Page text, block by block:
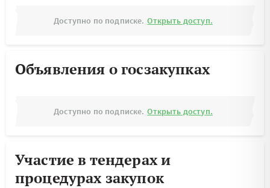
Доступно по подписке. Открыть доступ.
Объявления о госзакупках
Доступно по подписке. Открыть доступ.
Участие в тендерах и
процедурах закупок